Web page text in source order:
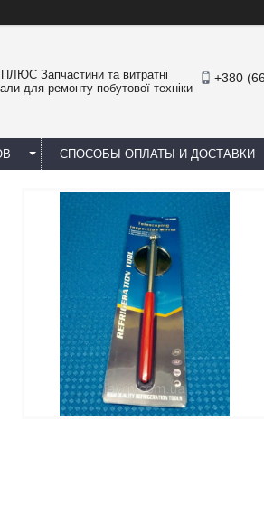
Запчастини та витратні
для ремонту побутової техніки
+380
СПОСОБЫ ОПЛАТЫ И ДОСТАВКИ